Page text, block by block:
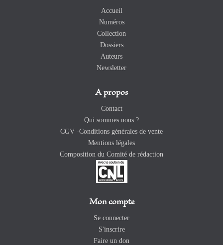
Accueil
Numéros
Collection
Dossiers
Auteurs
Newsletter
A propos
Contact
Qui sommes nous ?
CGV -Conditions générales de vente
Mentions légales
Composition du Comité de rédaction
Mon compte
Se connecter
S'inscrire
Faire un don